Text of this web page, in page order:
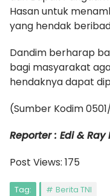
Hasan untuk
yang hendak
Dandim berharap
bagi masyarakat
hendaknya dapat
(Sumber Kodim
Reporter : Edi & Ray
Post Views: 175
Tag: Berita TNI